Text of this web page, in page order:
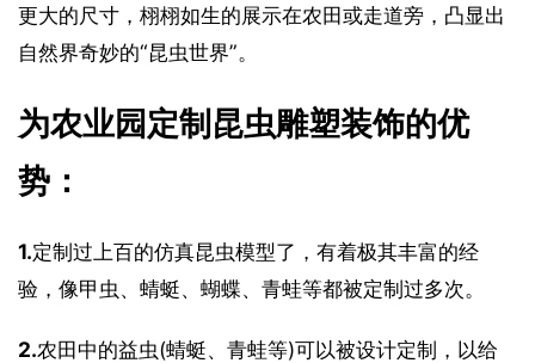
更大的尺寸，栩栩如生的展示在农田或走道旁，凸显出
自然界奇妙的“昆虫世界”。
为农业园定制昆虫雕塑装饰的优
势：
1.定制过上百的仿真昆虫模型了，有着极其丰富的经
验，像甲虫、蜻蜓、蝴蝶、青蛙等都被定制过多次。
2.农田中的益虫(蜻蜓、青蛙等)可以被设计定制，以给